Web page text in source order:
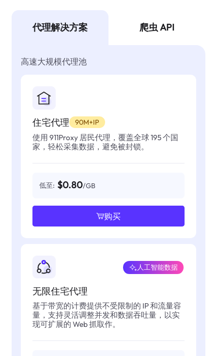
代理解决方案 爬虫 API
高速大规模代理池
住宅代理 90M+IP
使用 911Proxy 居民代理，覆盖全球 195 个国
家，轻松采集数据，避免被封锁。
低至: $0.80/GB
购买
无限住宅代理
人工智能数据
基于带宽的计费提供不受限制的 IP 和流量容
量，支持灵活调整并发和数据吞吐量，以实
现可扩展的 Web 抓取作。